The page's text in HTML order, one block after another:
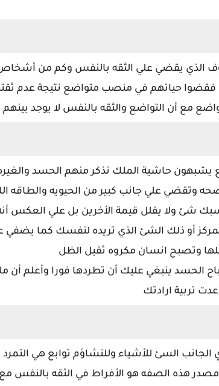
الذي يقضي علي الثقه بالنفس وكم من
فقضوا حياتهم في منصب متواضع نتيجة عدم
مع أن التواضع والثقه بالنفس لا يوجد بينهم
يشبهون حاشية الملك نذكر منهم الحسد
وتقضي علي جانب كبير من الحيويه والطاقه
شئ ولا يقلل قيمة الأخرين بل علي العكس
أو ذلك الشئ الذي تريده لنفسك كما
وتصبح انسان مكروه ثقيل الظل
الحسد ينبغي عليك أن تطردها فورا وأعلم أن
تربية ارادتك
الجانب السئ للأشياء وللتشاؤم توابع هي
هذه الصفه هو الأفراط في الثقه بالنفس